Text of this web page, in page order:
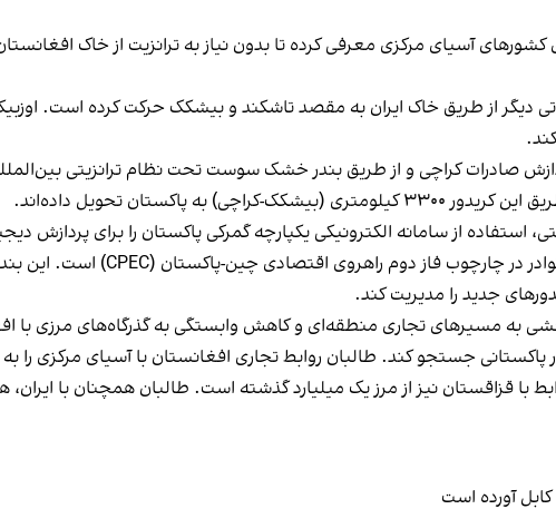
کشورهای آسیای مرکزی معرفی کرده تا بدون نیاز به ترانزیت از خاک
دیگر از طریق خاک ایران به مقصد تاشکند و بیشکک حرکت کرده است.
صادرات کراچی و از طریق بندر خشک سوست تحت نظام ترانزیتی
پاکستان تحویل داده‌اند.
استفاده از سامانه الکترونیکی یکپارچه گمرکی پاکستان را برای پردازش
جدید را مدیریت کند.
به مسیرهای تجاری منطقه‌ای و کاهش وابستگی به گذرگاه‌های مرزی با
پاکستانی جستجو کند. طالبان روابط تجاری افغانستان با آسیای مرکزی
دالر رسیده است. روابط با قزاقستان نیز از مرز یک میلیارد گذشته است. طالبان